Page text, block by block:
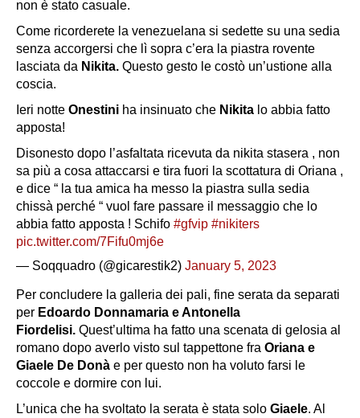
non è stato casuale.
Come ricorderete la venezuelana si sedette su una sedia
senza accorgersi che lì sopra c’era la piastra rovente
lasciata da Nikita. Questo gesto le costò un’ustione alla
coscia.
Ieri notte Onestini ha insinuato che Nikita lo abbia fatto
apposta!
Disonesto dopo l’asfaltata ricevuta da nikita stasera , non
sa più a cosa attaccarsi e tira fuori la scottatura di Oriana ,
e dice “ la tua amica ha messo la piastra sulla sedia
chissà perché “ vuol fare passare il messaggio che lo
abbia fatto apposta ! Schifo #gfvip #nikiters
pic.twitter.com/7Fifu0mj6e
— Soqquadro (@gicarestik2) January 5, 2023
Per concludere la galleria dei pali, fine serata da separati
per Edoardo Donnamaria e Antonella
Fiordelisi. Quest’ultima ha fatto una scenata di gelosia al
romano dopo averlo visto sul tappettone fra Oriana e
Giaele De Donà e per questo non ha voluto farsi le
coccole e dormire con lui.
L’unica che ha svoltato la serata è stata solo Giaele. Al